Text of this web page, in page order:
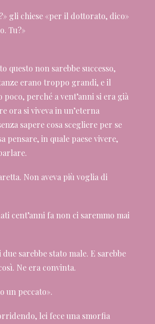
gli chiese «per il dottorato, dico»
Tu?»
questo non sarebbe successo,
erano troppo grandi, e il
perché a vent’anni si era già
ora si viveva in un’eterna
sapere cosa scegliere per se
pensare, in quale paese vivere,
Non aveva più voglia di
cent’anni fa non ci saremmo mai
due sarebbe stato male. E sarebbe
Ne era convinta.
un peccato».
lei fece una smorfia